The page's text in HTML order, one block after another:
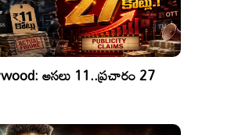
అసలు 11..ప్రచారం 27